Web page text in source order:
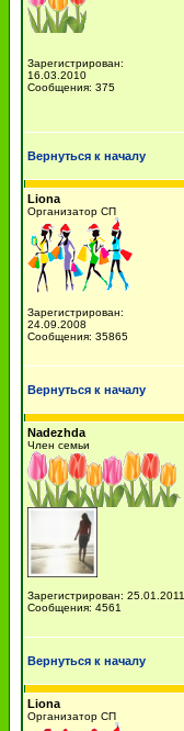
Зарегистрирован:
16.03.2010
Сообщения: 375
Вернуться к началу
Liona
Организатор СП
Зарегистрирован:
24.09.2008
Сообщения: 35865
Вернуться к началу
Nadezhda
Член семьи
Зарегистрирован: 25.01.2011
Сообщения: 4561
Вернуться к началу
Liona
Организатор СП